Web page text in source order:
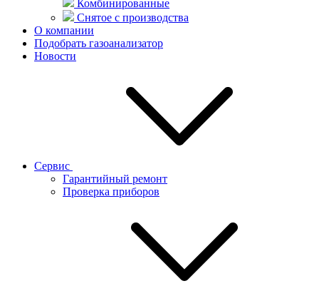
Комбинированные
Снятое с производства
О компании
Подобрать газоанализатор
Новости
Сервис
Гарантийный ремонт
Проверка приборов